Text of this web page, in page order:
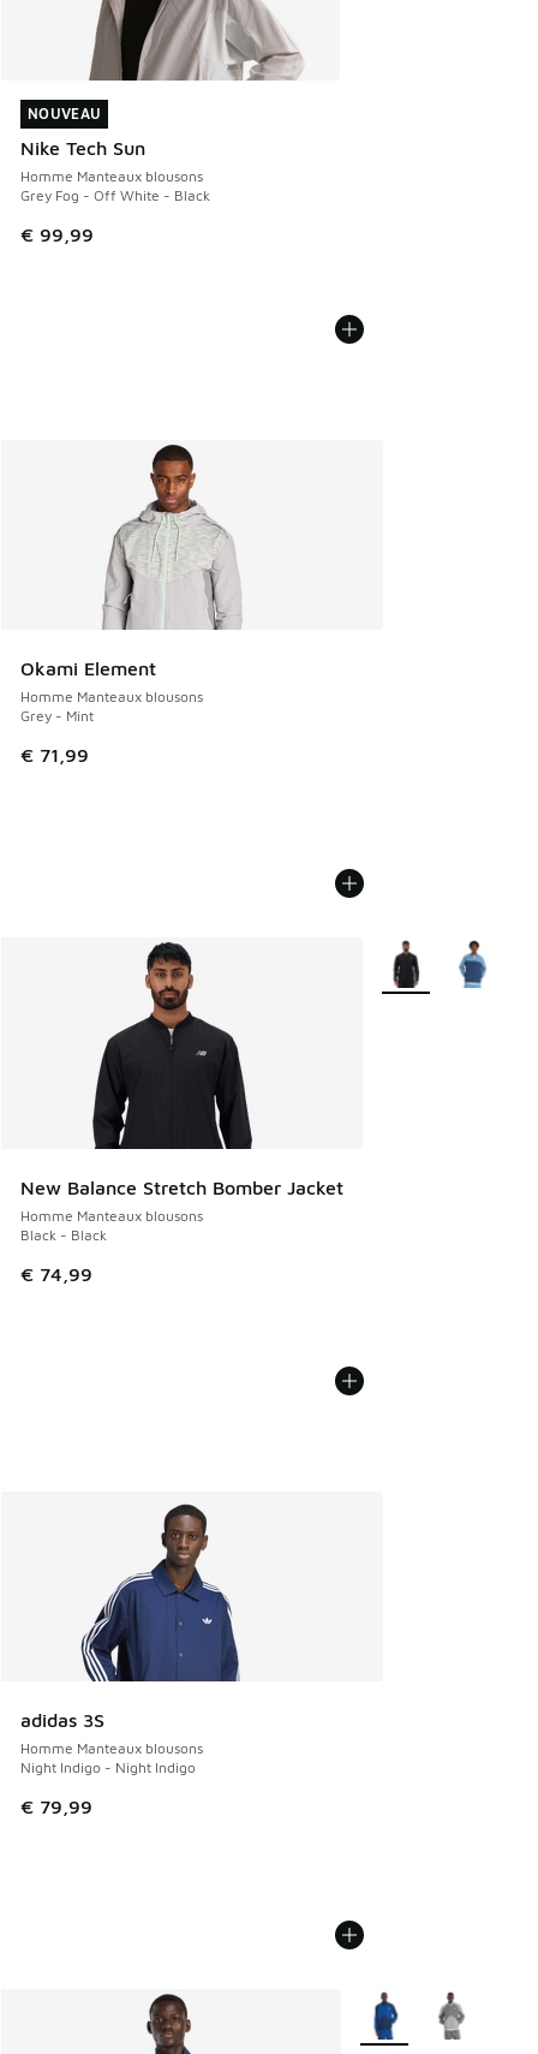
NOUVEAU
Nike Tech Sun
Homme Manteaux blousons
Grey Fog - Off White - Black
€ 99,99
NOUVEAU
Okami Element
Homme Manteaux blousons
Grey - Mint
€ 71,99
New Balance Stretch Bomber Jacket
Homme Manteaux blousons
Black - Black
€ 74,99
Plus de couleurs
adidas 3S
Homme Manteaux blousons
Night Indigo - Night Indigo
€ 79,99
Plus de couleurs